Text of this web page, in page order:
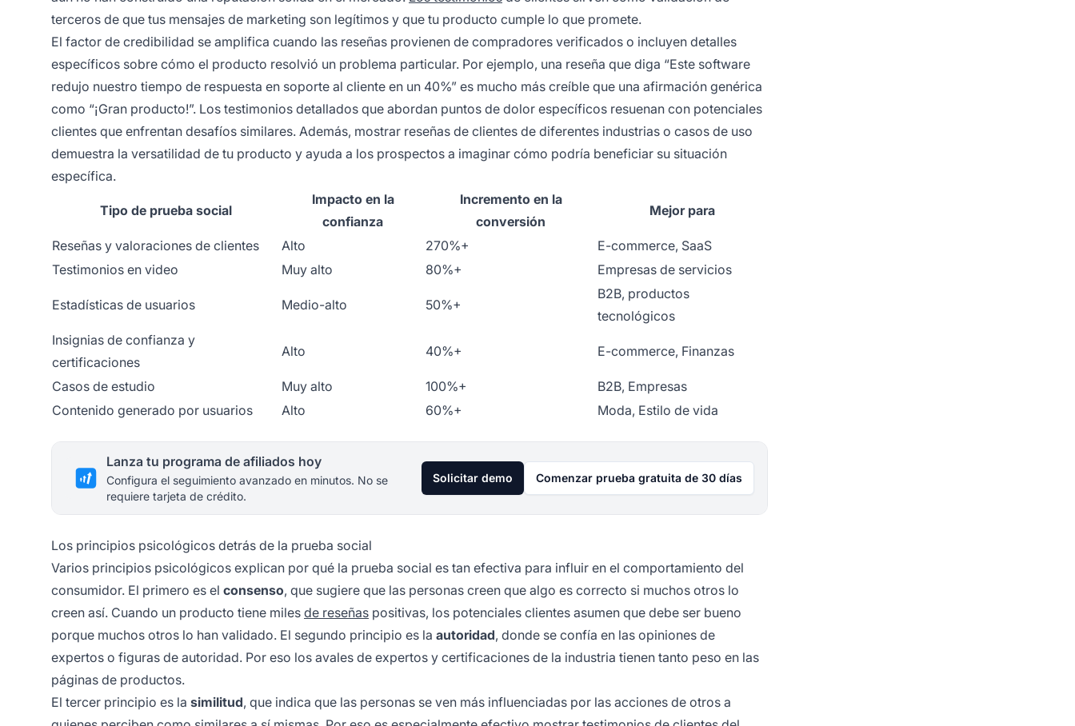
terceros de que tus mensajes de marketing son legítimos y que tu producto cumple lo que promete.
El factor de credibilidad se amplifica cuando las reseñas provienen de compradores verificados o incluyen detalles
específicos sobre cómo el producto resolvió un problema particular. Por ejemplo, una reseña que diga “Este software
redujo nuestro tiempo de respuesta en soporte al cliente en un 40%” es mucho más creíble que una afirmación genérica
como “¡Gran producto!”. Los testimonios detallados que abordan puntos de dolor específicos resuenan con potenciales
clientes que enfrentan desafíos similares. Además, mostrar reseñas de clientes de diferentes industrias o casos de uso
demuestra la versatilidad de tu producto y ayuda a los prospectos a imaginar cómo podría beneficiar su situación
específica.
Tipo de prueba social
Impacto en la
confianza
Incremento en la
conversión
Mejor para
Reseñas y valoraciones de clientes Alto 270%+
E-commerce, SaaS
Testimonios en video
Muy alto 80%+ Empresas de servicios
Estadísticas de usuarios Medio-alto 50%+
B2B, productos
tecnológicos
Insignias de confianza y
certificaciones
Alto 40%+ E-commerce, Finanzas
Casos de estudio Muy alto 100%+
B2B, Empresas
Contenido generado por usuarios
Alto 60%+ Moda, Estilo de vida
Lanza tu programa de afiliados hoy
Configura el seguimiento avanzado en minutos. No se
requiere tarjeta de crédito.
Solicitar demo Comenzar prueba gratuita de 30 días
Los principios psicológicos detrás de la prueba social
Varios principios psicológicos explican por qué la prueba social es tan efectiva para influir en el comportamiento del
consumidor. El primero es el consenso, que sugiere que las personas creen que algo es correcto si muchos otros lo
creen así. Cuando un producto tiene miles de reseñas positivas, los potenciales clientes asumen que debe ser bueno
porque muchos otros lo han validado. El segundo principio es la autoridad, donde se confía en las opiniones de
expertos o figuras de autoridad. Por eso los avales de expertos y certificaciones de la industria tienen tanto peso en las
páginas de productos.
El tercer principio es la similitud, que indica que las personas se ven más influenciadas por las acciones de otros a